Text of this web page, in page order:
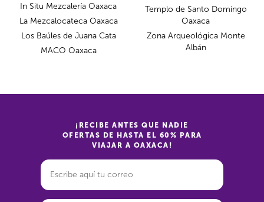
In Situ Mezcalería Oaxaca
La Mezcalocateca Oaxaca
Los Baúles de Juana Cata
MACO Oaxaca
Templo de Santo Domingo
Oaxaca
Zona Arqueológica Monte
Albán
¡RECIBE ANTES QUE NADIE
OFERTAS DE HASTA EL 60% PARA
VIAJAR A OAXACA!